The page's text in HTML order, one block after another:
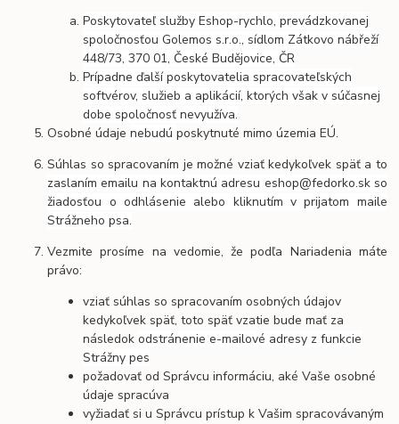
Poskytovateľ služby Eshop-rychlo, prevádzkovanej
spoločnosťou Golemos s.r.o., sídlom Zátkovo nábřeží
448/73, 370 01, České Budějovice, ČR
Prípadne ďalší poskytovatelia spracovateľských
softvérov, služieb a aplikácií, ktorých však v súčasnej
dobe spoločnosť nevyužíva.
Osobné údajenebudúposkytnuté mimo územia EÚ.
Súhlas so spracovaním je možné vziať kedykoľvek späť a to
zaslaním emailu na kontaktnú adresu eshop@fedorko.sk so
žiadosťou o odhlásenie alebo kliknutím v prijatom maile
Strážneho psa.
Vezmite prosíme na vedomie, že podľa Nariadenia máte
právo:
vziať súhlas so spracovaním osobných údajov
kedykoľvek späť, toto späť vzatie bude mať za
následokodstránenie e-mailové adresy z funkcie
Strážny pes
požadovať od Správcu informáciu, aké Vaše osobné
údaje spracúva
vyžiadať si u Správcu prístup k Vašim spracovávaným